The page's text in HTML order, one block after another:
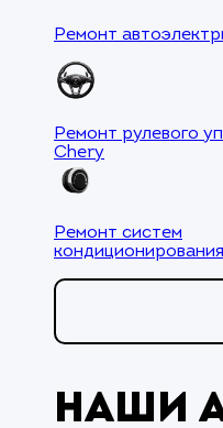
Ремонт
Ремонт рулевого
Chery
Ремонт систем
Наши